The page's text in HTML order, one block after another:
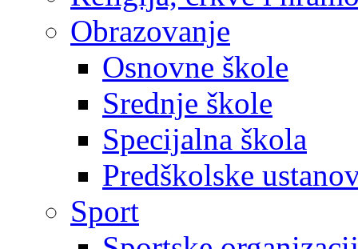
Obrazovanje
Osnovne škole
Srednje škole
Specijalna škola
Predškolske
Sport